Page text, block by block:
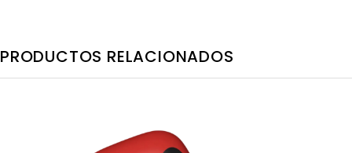
PRODUCTOS RELACIONADOS